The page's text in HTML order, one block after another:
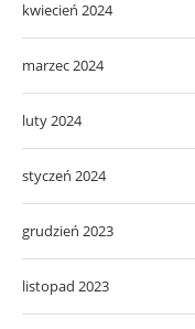
kwiecień 2024
marzec 2024
luty 2024
styczeń 2024
grudzień 2023
listopad 2023